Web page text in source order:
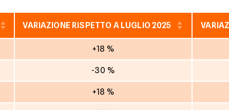
VARIAZIONE RISPETTO A LUGLIO 2025
+18 %
-30 %
+18 %